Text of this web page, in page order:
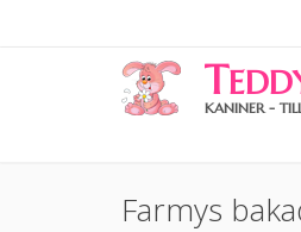
T
KANINER -
Farmys